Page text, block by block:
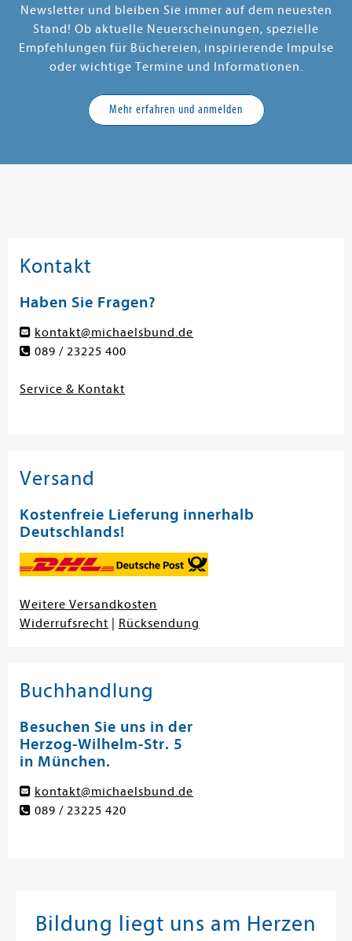
Newsletter und bleiben Sie immer auf dem neuesten
Stand! Ob aktuelle Neuerscheinungen, spezielle
Empfehlungen für Büchereien, inspirierende Impulse
oder wichtige Termine und Informationen.
Mehr erfahren und anmelden
Kontakt
Haben Sie Fragen?
kontakt@michaelsbund.de
089 / 23225 400
Service & Kontakt
Versand
Kostenfreie Lieferung innerhalb
Deutschlands!
Weitere Versandkosten
Widerrufsrecht
Rücksendung
Buchhandlung
Besuchen Sie uns in der
Herzog-Wilhelm-Str. 5
in München.
kontakt@michaelsbund.de
089 / 23225 420
Bildung liegt uns am Herzen